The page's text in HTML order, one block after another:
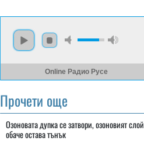
Online Радио Русе
Прочети още
Озоновата дупка се затвори, озоновият слой
обаче остава тънък